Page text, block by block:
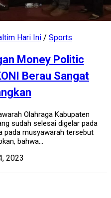
Hari Ini / Sports
Money Politic
Berau Sangat
Olahraga Kabupaten
sudah selesai digelar pada
pada musyawarah tersebut
bahwa...
2023